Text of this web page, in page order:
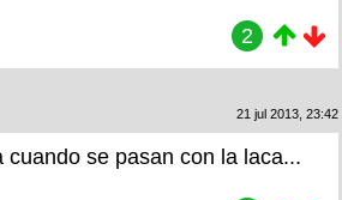
2
21 jul 2013, 23:42
cuando se pasan con la laca...